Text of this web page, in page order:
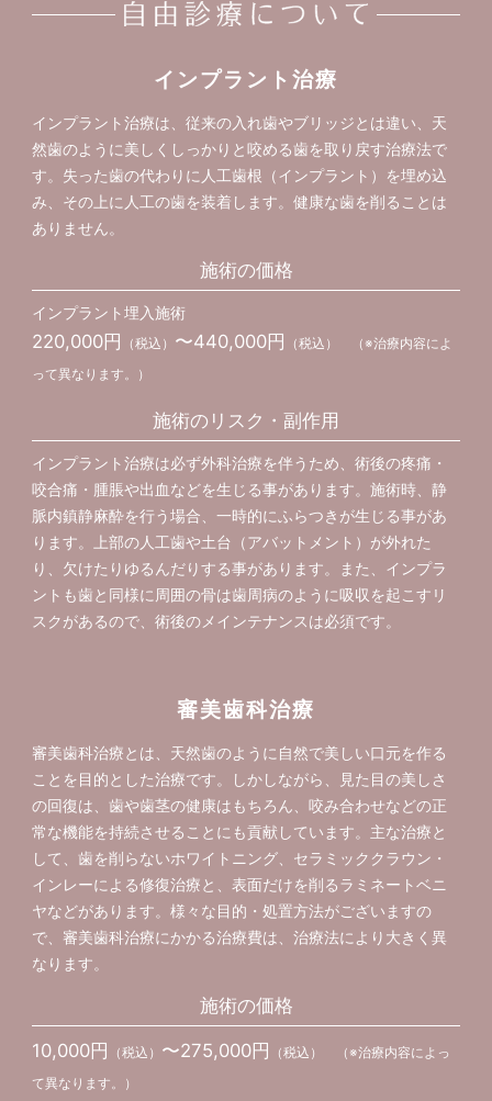
インプラント治療
インプラント治療は、従来の入れ歯やブリッジとは違い、天
然歯のように美しくしっかりと咬める歯を取り戻す治療法で
す。失った歯の代わりに人工歯根（インプラント）を埋め込
み、その上に人工の歯を装着します。健康な歯を削ることは
ありません。
施術の価格
インプラント埋入施術
220,000円 （税込） 〜440,000円
（税込） （※治療内容によ
って異なります。）
施術のリスク・副作用
インプラント治療は必ず外科治療を伴うため、術後の疼痛・
咬合痛・腫脹や出血などを生じる事があります。施術時、静
脈内鎮静麻酔を行う場合、一時的にふらつきが生じる事があ
ります。上部の人工歯や土台（アバットメント）が外れた
り、欠けたりゆるんだりする事があります。また、インプラ
ントも歯と同様に周囲の骨は歯周病のように吸収を起こすリ
スクがあるので、術後のメインテナンスは必須です。
審美歯科治療
審美歯科治療とは、天然歯のように自然で美しい口元を作る
ことを目的とした治療です。しかしながら、見た目の美しさ
の回復は、歯や歯茎の健康はもちろん、咬み合わせなどの正
常な機能を持続させることにも貢献しています。主な治療と
して、歯を削らないホワイトニング、セラミッククラウン・
インレーによる修復治療と、表面だけを削るラミネートベニ
ヤなどがあります。様々な目的・処置方法がございますの
で、審美歯科治療にかかる治療費は、治療法により大きく異
なります。
施術の価格
10,000円 （税込） 〜275,000円
（税込） （※治療内容によっ
て異なります。）